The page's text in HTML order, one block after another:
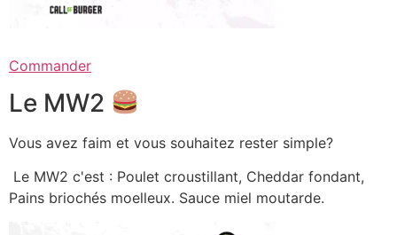
Commander
Le MW2
Vous avez faim et vous souhaitez rester simple?
Le MW2 c'est : Poulet croustillant, Cheddar fondant,
Pains briochés moelleux. Sauce miel moutarde.